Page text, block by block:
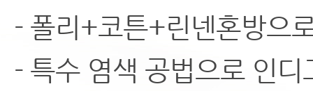
- 폴리+코튼+린넨혼방으
- 특수 염색 공법으로 인